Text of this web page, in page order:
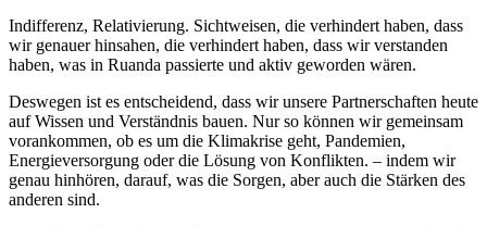
Indifferenz, Relativierung. Sichtweisen, die verhindert haben, dass
wir genauer hinsahen, die verhindert haben, dass wir verstanden
haben, was in Ruanda passierte und aktiv geworden wären.
Deswegen ist es entscheidend, dass wir unsere Partnerschaften heute
auf Wissen und Verständnis bauen. Nur so können wir gemeinsam
vorankommen, ob es um die Klimakrise geht, Pandemien,
Energieversorgung oder die Lösung von Konflikten. – indem wir
genau hinhören, darauf, was die Sorgen, aber auch die Stärken des
anderen sind.